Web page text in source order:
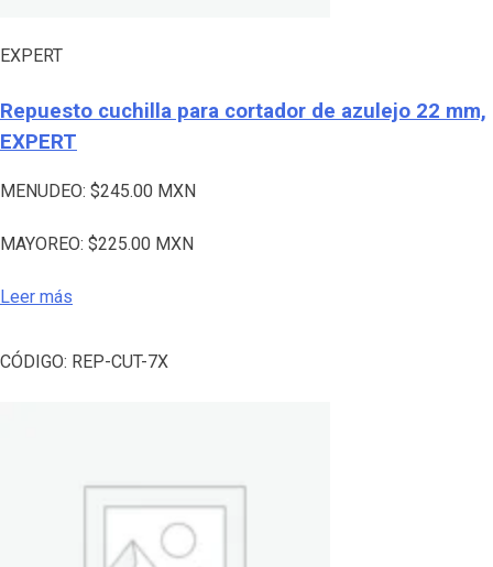
EXPERT
Repuesto cuchilla para cortador de azulejo 22 mm,
EXPERT
MENUDEO: $245.00 MXN
MAYOREO: $225.00 MXN
Leer más
CÓDIGO: REP-CUT-7X